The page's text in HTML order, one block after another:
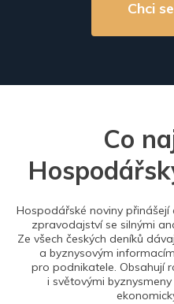
Chci
Co
Hospodářské noviny
zpravodajství se silnými
Ze všech českých deníků
a byznysovým
pro podnikatele. Obsahují
i světovými